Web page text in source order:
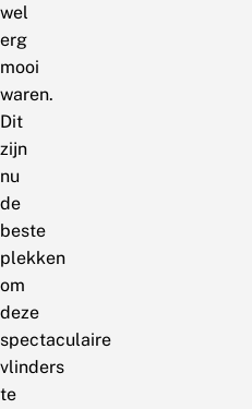
wel
erg
mooi
waren.
Dit
zijn
nu
de
beste
plekken
om
deze
spectaculaire
vlinders
te